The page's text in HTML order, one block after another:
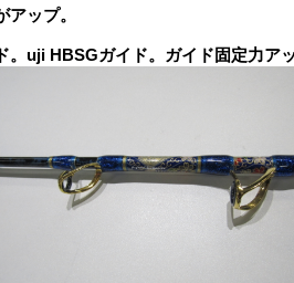
ップ。
。uji HBSGガイド。ガイド固定力ア